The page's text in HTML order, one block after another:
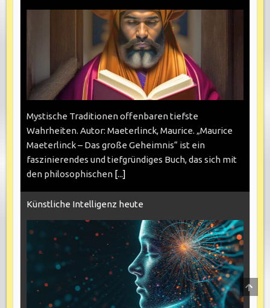
Mystische Traditionen offenbaren tiefste
Wahrheiten. Autor: Maeterlinck, Maurice. „Maurice
Maeterlinck – Das große Geheimnis“ ist ein
faszinierendes und tiefgründiges Buch, das sich mit
den philosophischen [...]
Künstliche Intelligenz heute
TO